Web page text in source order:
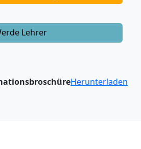
Lehrer
Herunterladen